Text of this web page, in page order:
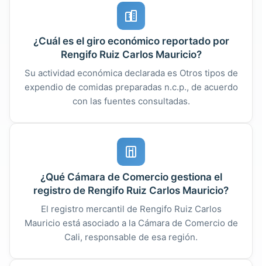
¿Cuál es el giro económico reportado por
Rengifo Ruiz Carlos Mauricio?
Su actividad económica declarada es Otros tipos de
expendio de comidas preparadas n.c.p., de acuerdo
con las fuentes consultadas.
¿Qué Cámara de Comercio gestiona el
registro de Rengifo Ruiz Carlos Mauricio?
El registro mercantil de Rengifo Ruiz Carlos
Mauricio está asociado a la Cámara de Comercio de
Cali, responsable de esa región.